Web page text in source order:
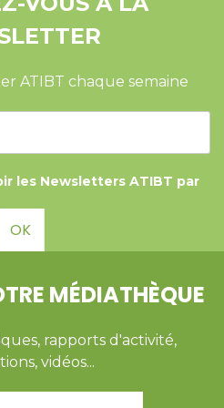
ATIBT chaque semaine
les Newsletters ATIBT par
OK
MÉDIATHÈQUE
rapports d'activité,
vidéos...